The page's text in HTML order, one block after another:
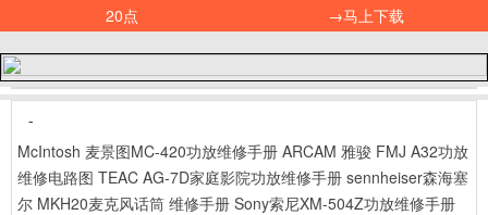
20点 →马上下载
-
McIntosh 麦景图MC-420功放维修手册 ARCAM 雅骏 FMJ A32功放
维修电路图 TEAC AG-7D家庭影院功放维修手册 sennheiser森海塞
尔 MKH20麦克风话筒 维修手册 Sony索尼XM-504Z功放维修手册